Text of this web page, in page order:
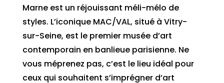
Marne est un réjouissant méli-mélo de
styles. L’iconique MAC/VAL, situé à Vitry-
sur-Seine, est le premier musée d’art
contemporain en banlieue parisienne. Ne
vous méprenez pas, c’est le lieu idéal pour
ceux qui souhaitent s’imprégner d’art